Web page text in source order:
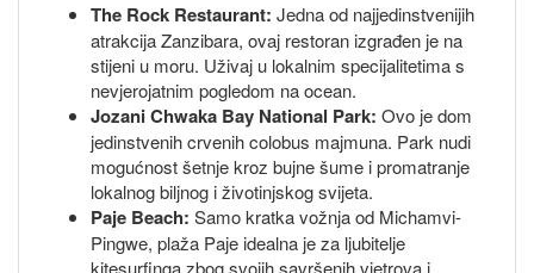
The Rock Restaurant: Jedna od najjedinstvenijih
atrakcija Zanzibara, ovaj restoran izgrađen je na
stijeni u moru. Uživaj u lokalnim specijalitetima s
nevjerojatnim pogledom na ocean.
Jozani Chwaka Bay National Park: Ovo je dom
jedinstvenih crvenih colobus majmuna. Park nudi
mogućnost šetnje kroz bujne šume i promatranje
lokalnog biljnog i životinjskog svijeta.
Paje Beach: Samo kratka vožnja od Michamvi-
Pingwe, plaža Paje idealna je za ljubitelje